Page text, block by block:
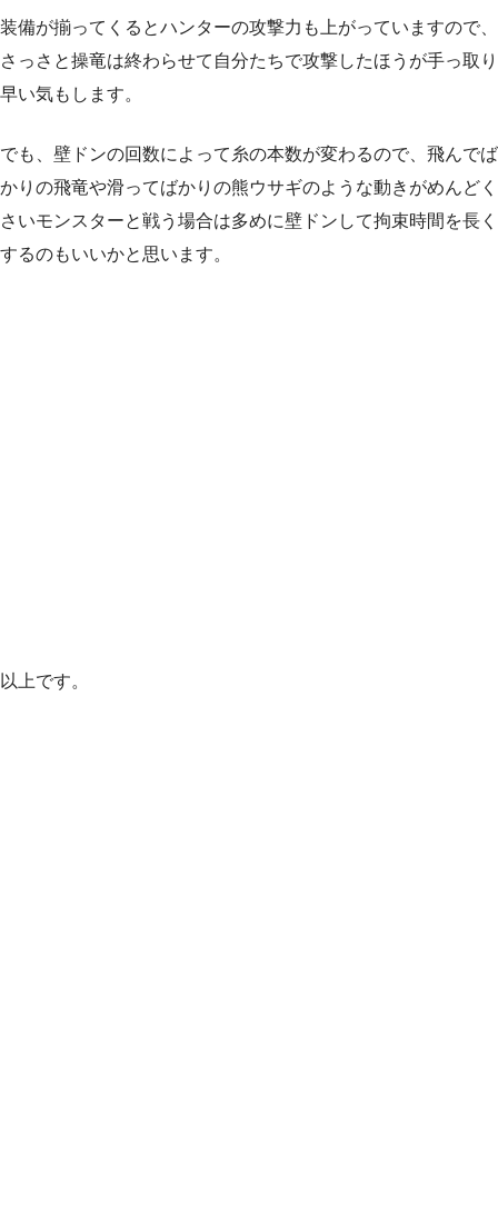
装備が揃ってくるとハンターの攻撃力も上がっていますので、
さっさと操竜は終わらせて自分たちで攻撃したほうが手っ取り
早い気もします。
でも、壁ドンの回数によって糸の本数が変わるので、飛んでば
かりの飛竜や滑ってばかりの熊ウサギのような動きがめんどく
さいモンスターと戦う場合は多めに壁ドンして拘束時間を長く
するのもいいかと思います。
以上です。